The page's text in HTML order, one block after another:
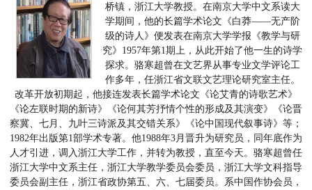
桥镇，浙江大学教授。在南京大学中文系读大
学期间，他的长篇学术论文《白莽——无产阶
级的诗人》便发表在南京大学学报《教学与研
究》1957年第1期上，从此开始了他一生的诗学
探求。骆寒超曾在文艺界从事专业文学评论工
作多年，任浙江省文联文艺理论研究室主任。
改革开放初期起，他接连发表长篇学术论文《论艾青的诗歌艺术》
《论左联时期的新诗》《论何其芳抒情个性的形成及其演变》《论晋
察冀、七月、九叶三诗派及其交错关系》《论中国现代叙事诗》等；
1982年出版第1部学术专著。他1988年3月晋升为研究员，同年底作为
人才引进，调入浙江大学工作，并转为教授，直至今天。骆寒超曾任
浙江大学中文系主任，浙江大学教学委员会委员，浙江大学文科指导
委员会副主任，浙江省政协第五、六、七届委员。系中国作协会员，